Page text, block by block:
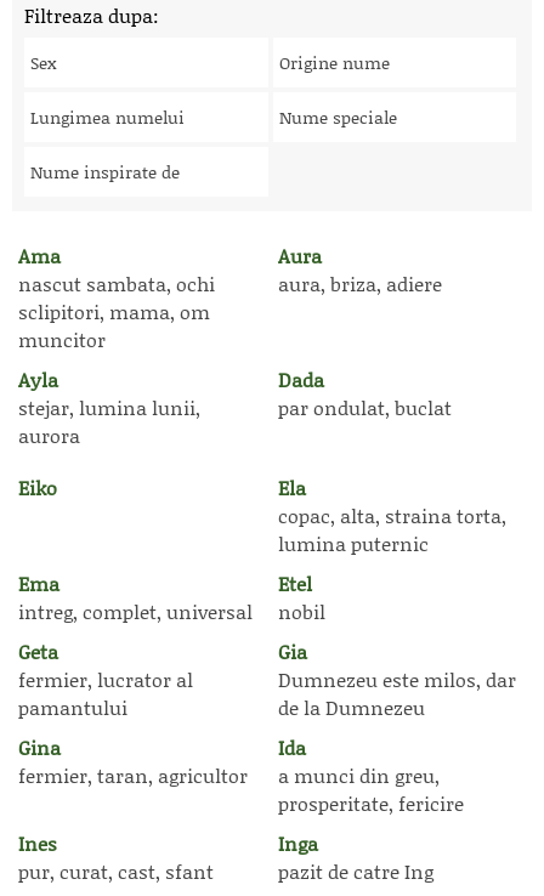
Filtreaza dupa:
Sex Origine nume
Lungimea numelui Nume speciale
Nume inspirate de
Ama
nascut sambata, ochi
sclipitori, mama, om
muncitor
Aura
aura, briza, adiere
Ayla
stejar, lumina lunii,
aurora
Dada
par ondulat, buclat
Eiko
Ela
copac, alta, straina torta,
lumina puternic
Ema
intreg, complet, universal
Etel
nobil
Geta
fermier, lucrator al
pamantului
Gia
Dumnezeu este milos, dar
de la Dumnezeu
Gina
fermier, taran, agricultor
Ida
a munci din greu,
prosperitate, fericire
Ines
pur, curat, cast, sfant
Inga
pazit de catre Ing